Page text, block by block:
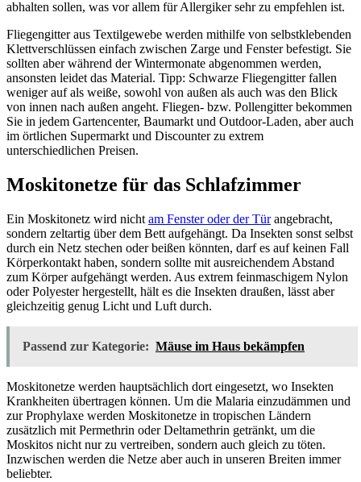
abhalten sollen, was vor allem für Allergiker sehr zu empfehlen ist.
Fliegengitter aus Textilgewebe werden mithilfe von selbstklebenden
Klettverschlüssen einfach zwischen Zarge und Fenster befestigt. Sie
sollten aber während der Wintermonate abgenommen werden,
ansonsten leidet das Material. Tipp: Schwarze Fliegengitter fallen
weniger auf als weiße, sowohl von außen als auch was den Blick
von innen nach außen angeht. Fliegen- bzw. Pollengitter bekommen
Sie in jedem Gartencenter, Baumarkt und Outdoor-Laden, aber auch
im örtlichen Supermarkt und Discounter zu extrem
unterschiedlichen Preisen.
Moskitonetze für das Schlafzimmer
Ein Moskitonetz wird nicht am Fenster oder der Türangebracht,
sondern zeltartig über dem Bett aufgehängt. Da Insekten sonst selbst
durch ein Netz stechen oder beißen könnten, darf es auf keinen Fall
Körperkontakt haben, sondern sollte mit ausreichendem Abstand
zum Körper aufgehängt werden. Aus extrem feinmaschigem Nylon
oder Polyester hergestellt, hält es die Insekten draußen, lässt aber
gleichzeitig genug Licht und Luft durch.
Passend zur Kategorie: Mäuse im Haus bekämpfen
Moskitonetze werden hauptsächlich dort eingesetzt, wo Insekten
Krankheiten übertragen können. Um die Malaria einzudämmen und
zur Prophylaxe werden Moskitonetze in tropischen Ländern
zusätzlich mit Permethrin oder Deltamethrin getränkt, um die
Moskitos nicht nur zu vertreiben, sondern auch gleich zu töten.
Inzwischen werden die Netze aber auch in unseren Breiten immer
beliebter.